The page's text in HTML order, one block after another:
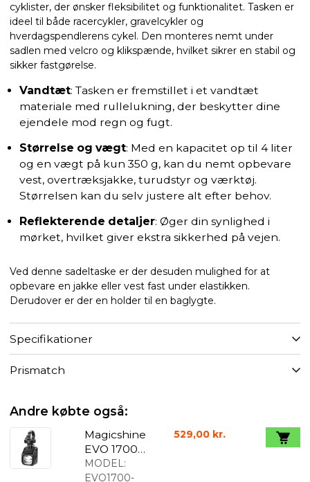
cyklister, der ønsker fleksibilitet og funktionalitet. Tasken er
ideel til både racercykler, gravelcykler og
hverdagspendlerens cykel. Den monteres nemt under
sadlen med velcro og klikspænde, hvilket sikrer en stabil og
sikker fastgørelse.
Vandtæt: Tasken er fremstillet i et vandtæt
materiale med rullelukning, der beskytter dine
ejendele mod regn og fugt.
Størrelse og vægt: Med en kapacitet op til 4 liter
og en vægt på kun 350 g, kan du nemt opbevare
vest, overtræksjakke, turudstyr og værktøj.
Størrelsen kan du selv justere alt efter behov.
Reflekterende detaljer: Øger din synlighed i
mørket, hvilket giver ekstra sikkerhed på vejen.
Ved denne sadeltaske er der desuden mulighed for at
opbevare en jakke eller vest fast under elastikken.
Derudover er der en holder til en baglygte.
Specifikationer
Prismatch
Andre købte også:
Magicshine
EVO 1700
Cykellygte
Sort
MODEL:
EVO1700-
529,00 kr.